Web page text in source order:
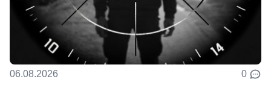
06.08.2026 0